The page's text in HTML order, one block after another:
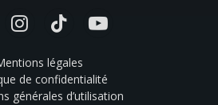
InstagramTikTok YouTube
légales
de confidentialité
générales d’utilisation